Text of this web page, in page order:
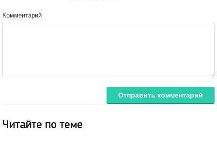
Комментарий
Отправить комментарий
Читайте по теме